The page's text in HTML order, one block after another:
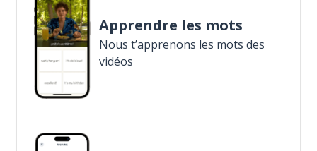
Apprendre les mots
Nous t’apprenons les mots des
vidéos